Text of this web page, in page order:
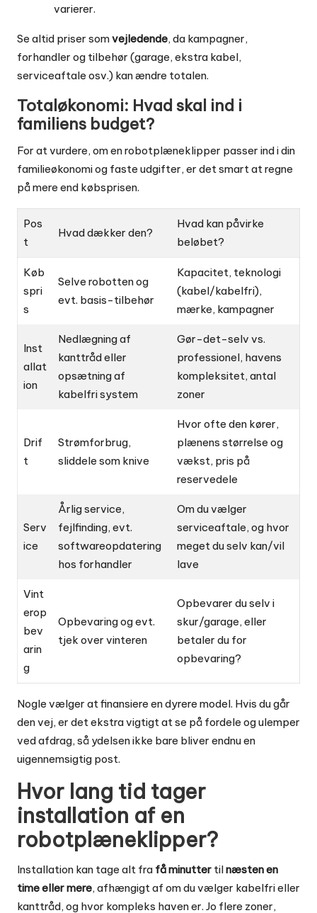
varierer.
Se altid priser somvejledende, da kampagner,
forhandler og tilbehør (garage, ekstra kabel,
serviceaftale osv.) kan ændre totalen.
Totaløkonomi: Hvad skal ind i
familiens budget?
For at vurdere, om en robotplæneklipper passer ind i din
familieøkonomi og faste udgifter, er det smart at regne
på mere end købsprisen.
Pos
t
Hvad dækker den?
Hvad kan påvirke
beløbet?
Køb
spri
s
Selve robotten og
evt. basis-tilbehør
Kapacitet, teknologi
(kabel/kabelfri),
mærke, kampagner
Inst
allat
ion
Nedlægning af
kanttråd eller
opsætning af
kabelfri system
Gør-det-selv vs.
professionel, havens
kompleksitet, antal
zoner
Drif
t
Strømforbrug,
sliddele som knive
Hvor ofte den kører,
plænens størrelse og
vækst, pris på
reservedele
Serv
ice
Årlig service,
fejlfinding, evt.
softwareopdatering
hos forhandler
Om du vælger
serviceaftale, og hvor
meget du selv kan/vil
lave
Vint
erop
bev
arin
g
Opbevaring og evt.
tjek over vinteren
Opbevarer du selv i
skur/garage, eller
betaler du for
opbevaring?
Nogle vælger at finansiere en dyrere model. Hvis du går
den vej, er det ekstra vigtigt at se på fordele og ulemper
ved afdrag, så ydelsen ikke bare bliver endnu en
uigennemsigtig post.
Hvor lang tid tager
installation af en
robotplæneklipper?
Installation kan tage alt fra få minutter tilnæsten en
time eller mere, afhængigt af om du vælger kabelfri eller
kanttråd, og hvor kompleks haven er. Jo flere zoner,